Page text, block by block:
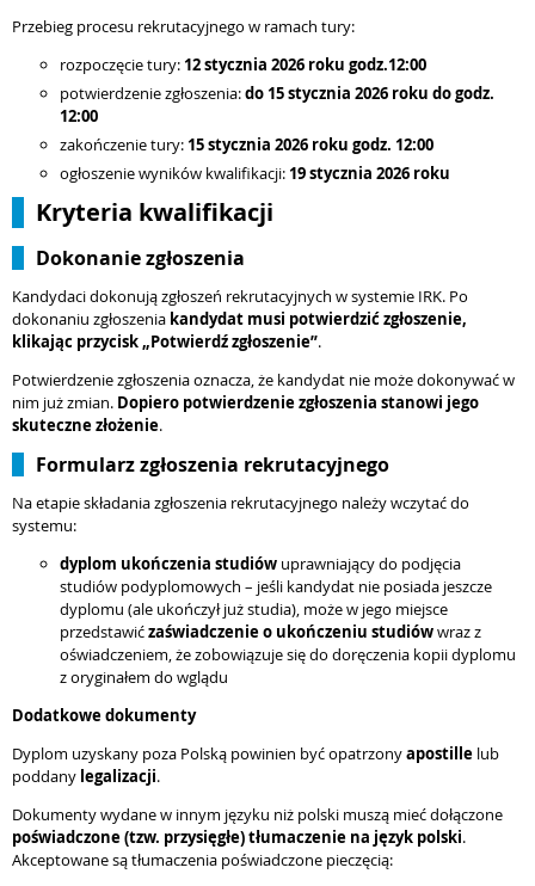
Przebieg procesu rekrutacyjnego w ramach tury:
rozpoczęcie tury: 12 stycznia 2026 roku godz.12:00
potwierdzenie zgłoszenia:do 15 stycznia 2026 roku do godz.
12:00
zakończenie tury: 15 stycznia 2026 roku godz. 12:00
ogłoszenie wyników kwalifikacji: 19 stycznia 2026 roku
Kryteria kwalifikacji
Dokonanie zgłoszenia
Kandydaci dokonują zgłoszeń rekrutacyjnych w systemie IRK. Po
dokonaniu zgłoszenia kandydat musi potwierdzić zgłoszenie,
klikając przycisk „Potwierdź zgłoszenie”.
Potwierdzenie zgłoszenia oznacza, że kandydat nie może dokonywać w
nim już zmian. Dopiero potwierdzenie zgłoszenia stanowi jego
skuteczne złożenie.
Formularz zgłoszenia rekrutacyjnego
Na etapie składania zgłoszenia rekrutacyjnego należy wczytać do
systemu:
dyplom ukończenia studiów uprawniający do podjęcia
studiów podyplomowych – jeśli kandydat nie posiada jeszcze
dyplomu (ale ukończył już studia), może w jego miejsce
przedstawićzaświadczenie o ukończeniu studiówwraz z
oświadczeniem, że zobowiązuje się do doręczenia kopii dyplomu
z oryginałem do wglądu
Dodatkowe dokumenty
Dyplom uzyskany poza Polską powinien być opatrzonyapostille lub
poddany legalizacji.
Dokumenty wydane w innym języku niż polski muszą mieć dołączone
poświadczone (tzw. przysięgłe) tłumaczenie na język polski.
Akceptowane są tłumaczenia poświadczone pieczęcią: